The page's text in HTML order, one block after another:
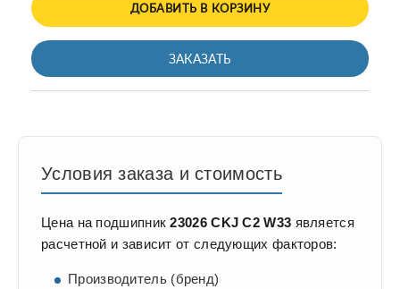
ДОБАВИТЬ В КОРЗИНУ
ЗАКАЗАТЬ
Условия заказа и стоимость
Цена на подшипник23026 CKJ C2 W33 является
расчетной и зависит от следующих факторов:
Производитель (бренд)